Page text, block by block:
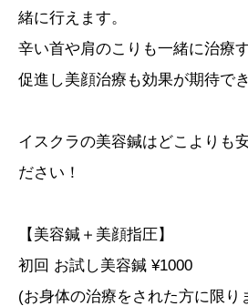
緒に行えます。
辛い首や肩のこりも一緒に治療
促進し美顔治療も効果が期待でき
イスクラの美容鍼はどこよりも
ださい！
【美容鍼＋美顔指圧】
⁡初回 お試し美容鍼 ¥1000
(お身体の治療をされた方に限り